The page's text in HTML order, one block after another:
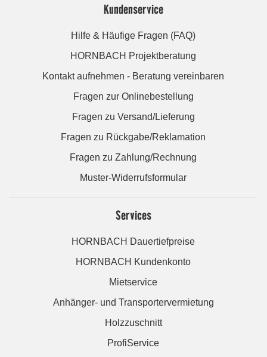
Kundenservice
Hilfe & Häufige Fragen (FAQ)
HORNBACH Projektberatung
Kontakt aufnehmen - Beratung vereinbaren
Fragen zur Onlinebestellung
Fragen zu Versand/Lieferung
Fragen zu Rückgabe/Reklamation
Fragen zu Zahlung/Rechnung
Muster-Widerrufsformular
Services
HORNBACH Dauertiefpreise
HORNBACH Kundenkonto
Mietservice
Anhänger- und Transportervermietung
Holzzuschnitt
ProfiService